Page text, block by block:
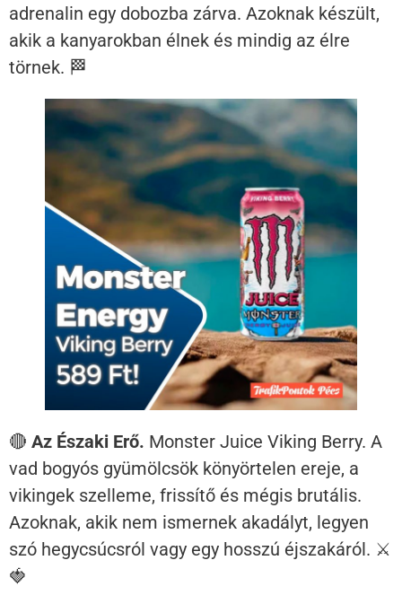
adrenalin egy dobozba zárva. Azoknak készült,
akik a kanyarokban élnek és mindig az élre
törnek. 🏁
🔴 Az Északi Erő. Monster Juice Viking Berry. A
vad bogyós gyümölcsök könyörtelen ereje, a
vikingek szelleme, frissítő és mégis brutális.
Azoknak, akik nem ismernek akadályt, legyen
szó hegycsúcsról vagy egy hosszú éjszakáról. ⚔️
🍓